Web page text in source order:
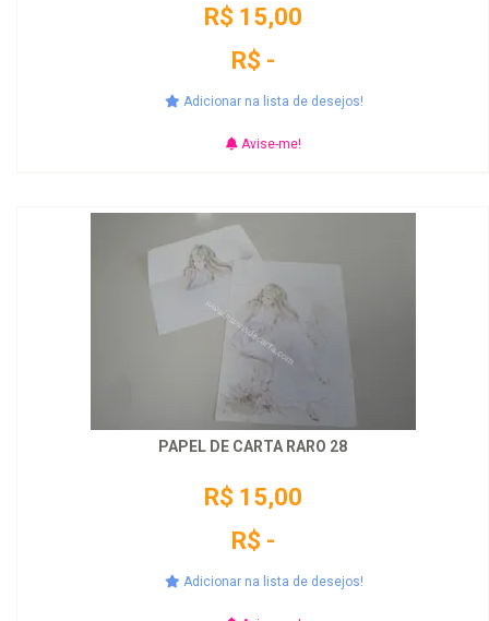
R$ 15,00
R$ -
Adicionar na lista de desejos!
Avise-me!
PAPEL DE CARTA RARO 28
R$ 15,00
R$ -
Adicionar na lista de desejos!